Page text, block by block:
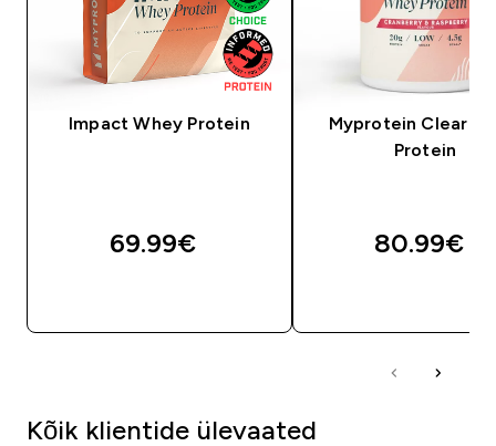
Impact Whey Protein
69.99€‎
Myprotein Clear
Protein
80.99€‎
Kõik klientide ülevaated